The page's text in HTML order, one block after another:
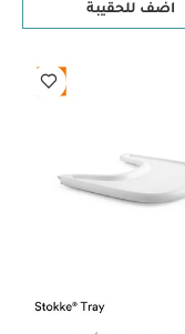
اضف للحقيبة